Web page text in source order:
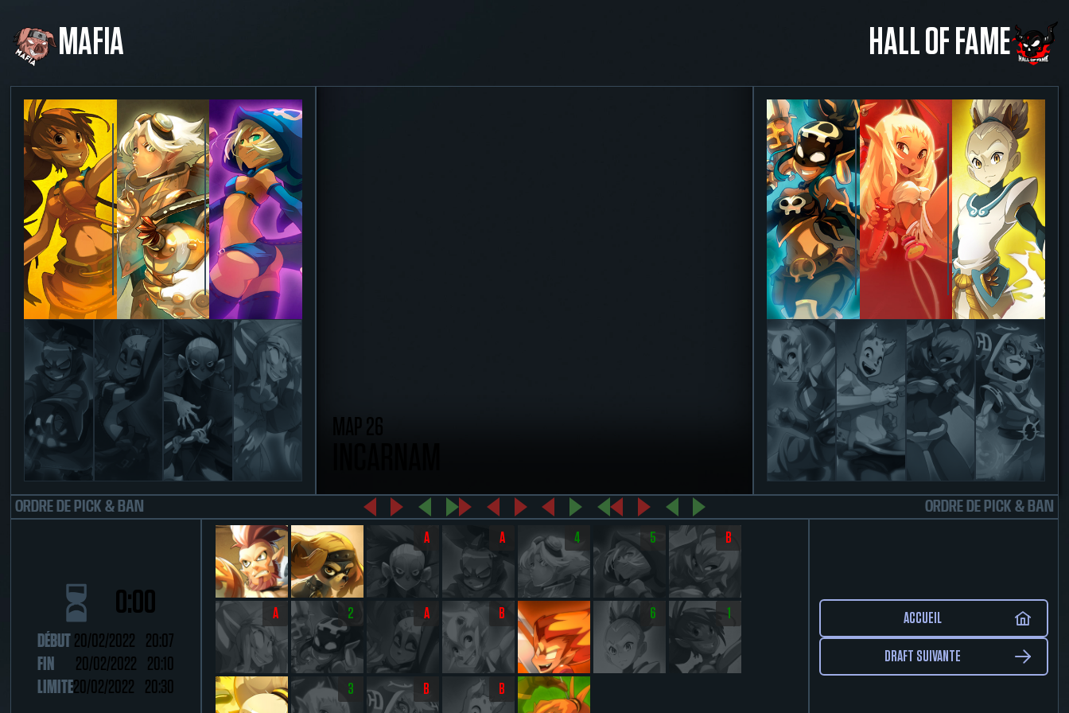
MAFIA HALL OF FAME
MAP 26
ORDRE DE PICK & BAN ORDRE DE PICK & BAN
0:00
DÉBUT 20/02/2022 20:07
FIN
20/02/2022 20:10
LIMITE20/02/2022 20:30
A A 4 5 B
A 2 A B 6 1
3 B B
ACCUEIL
DRAFT SUIVANTE